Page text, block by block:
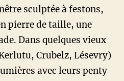
sculptée à festons,
pierre de taille, une
Dans quelques vieux
Crubelz, Lésevry)
avec leurs penty